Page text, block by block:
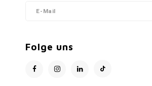
Folge uns